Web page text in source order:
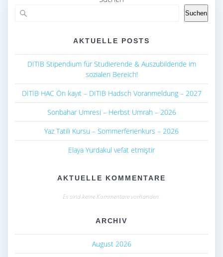
Suchen
AKTUELLE POSTS
DITIB Stipendium für Studierende & Auszubildende im
sozialen Bereich!
DİTİB HAC Ön kayıt – DITIB Hadsch Voranmeldung – 2027
Sonbahar Umresi – Herbst Umrah – 2026
Yaz Tatili Kursu – Sommerferienkurs – 2026
Elaya Yurdakul vefat etmiştir
AKTUELLE KOMMENTARE
Es sind keine Kommentare vorhanden.
ARCHIV
August 2026